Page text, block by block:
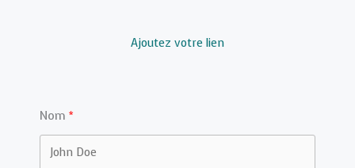
Ajoutez votre lien
Nom